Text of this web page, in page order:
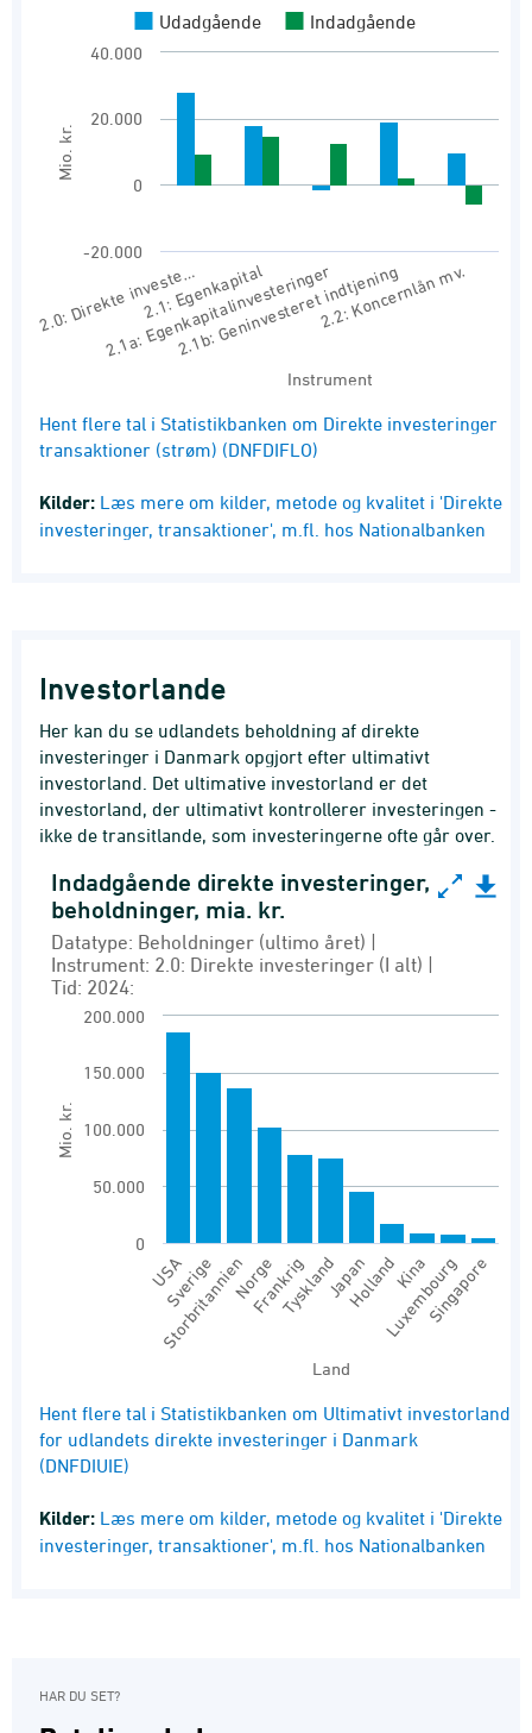
Direkte investeringer transaktioner (strøm)
View as data table, Direkte investeringer,
The chart has 1 X axis displaying Instrument.
The chart has 1 Y axis displaying Mio. kr..
Instrument
Mio. kr.
Udadgående Indadgående
2.0: Direkte investe…2.1: Egenkapital
2.1a: Egenkapitalinvesteringer
2.1b: Geninvesteret indtjening
2.2: Koncernlån mv.
0
20.000
-20.000
40.000
End of interactive chart.
Hent flere tal i Statistikbanken om Direkte investeringer
transaktioner (strøm) (DNFDIFLO)
Kilder: Læs mere om kilder, metode og kvalitet i 'Direkte
investeringer, transaktioner', m.fl. hos Nationalbanken
Investorlande
Her kan du se udlandets beholdning af direkte
investeringer i Danmark opgjort efter ultimativt
investorland. Det ultimative investorland er det
investorland, der ultimativt kontrollerer investeringen -
ikke de transitlande, som investeringerne ofte går over.
Indadgående direkte investeringer,
Bar chart with 11 bars.
Datatype: Beholdninger (ultimo året) |
Ultimativt investorland for udlandets direkte
The chart has 1 X axis displaying Land.
The chart has 1 Y axis displaying Mio. kr..
Land
Mio. kr.
Indadgående direkte investeringer,
beholdninger, mia. kr.
Datatype: Beholdninger (ultimo året) |
Instrument: 2.0: Direkte investeringer (I alt) |
Tid: 2024:
USA
Sverige
StorbritannienNorge
FrankrigTysklandJapanHollandKina
Luxembourg
Singapore
0
50.000
100.000
150.000
200.000
End of interactive chart.
Hent flere tal i Statistikbanken om Ultimativt investorland
for udlandets direkte investeringer i Danmark
(DNFDIUIE)
Kilder: Læs mere om kilder, metode og kvalitet i 'Direkte
investeringer, transaktioner', m.fl. hos Nationalbanken
HAR DU SET?